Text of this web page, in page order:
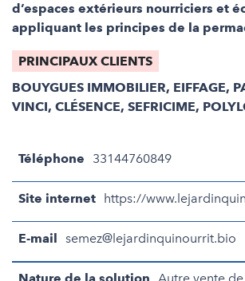
d’espaces extérieurs nourriciers et
appliquant les principes de la
PRINCIPAUX CLIENTS
BOUYGUES IMMOBILIER, EIFFAGE,
VINCI, CLÉSENCE, SEFRICIME,
Téléphone 33144760849
Site internet https://
E-mail semez@lejardinquinourrit.bio